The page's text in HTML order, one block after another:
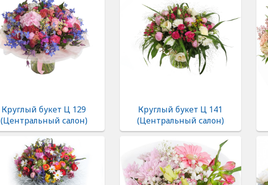
Круглый букет Ц 129
(Центральный салон)
Круглый букет Ц 141
(Центральный салон)